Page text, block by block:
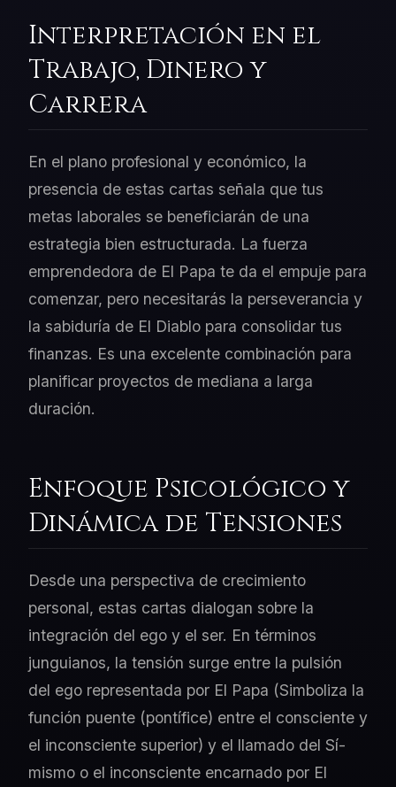
Interpretación en el
Trabajo, Dinero y
Carrera
En el plano profesional y económico, la
presencia de estas cartas señala que tus
metas laborales se beneficiarán de una
estrategia bien estructurada. La fuerza
emprendedora de El Papa te da el empuje para
comenzar, pero necesitarás la perseverancia y
la sabiduría de El Diablo para consolidar tus
finanzas. Es una excelente combinación para
planificar proyectos de mediana a larga
duración.
Enfoque Psicológico y
Dinámica de Tensiones
Desde una perspectiva de crecimiento
personal, estas cartas dialogan sobre la
integración del ego y el ser. En términos
junguianos, la tensión surge entre la pulsión
del ego representada por El Papa (Simboliza la
función puente (pontífice) entre el consciente y
el inconsciente superior) y el llamado del Sí-
mismo o el inconsciente encarnado por El